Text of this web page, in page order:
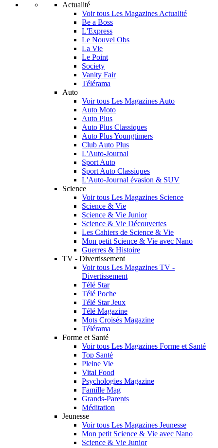
Actualité
Voir tous Les Magazines Actualité
Be a Boss
L'Express
Le Nouvel Obs
La Vie
Le Point
Society
Vanity Fair
Télérama
Auto
Voir tous Les Magazines Auto
Auto Moto
Auto Plus
Auto Plus Classiques
Auto Plus Youngtimers
Club Auto Plus
L'Auto-Journal
Sport Auto
Sport Auto Classiques
L'Auto-Journal évasion & SUV
Science
Voir tous Les Magazines Science
Science & Vie
Science & Vie Junior
Science & Vie Découvertes
Les Cahiers de Science & Vie
Mon petit Science & Vie avec Nano
Guerres & Histoire
TV - Divertissement
Voir tous Les Magazines TV -
Divertissement
Télé Star
Télé Poche
Télé Star Jeux
Télé Magazine
Mots Croisés Magazine
Télérama
Forme et Santé
Voir tous Les Magazines Forme et Santé
Top Santé
Pleine Vie
Vital Food
Psychologies Magazine
Famille Mag
Grands-Parents
Méditation
Jeunesse
Voir tous Les Magazines Jeunesse
Mon petit Science & Vie avec Nano
Science & Vie Junior